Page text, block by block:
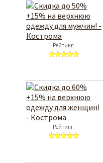
Рейтинг:
Рейтинг: